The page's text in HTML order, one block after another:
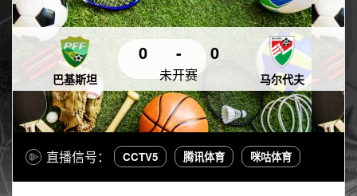
巴基斯坦
0 - 0
马尔代夫
未开赛
直播信号： CCTV5 腾讯体育 咪咕体育